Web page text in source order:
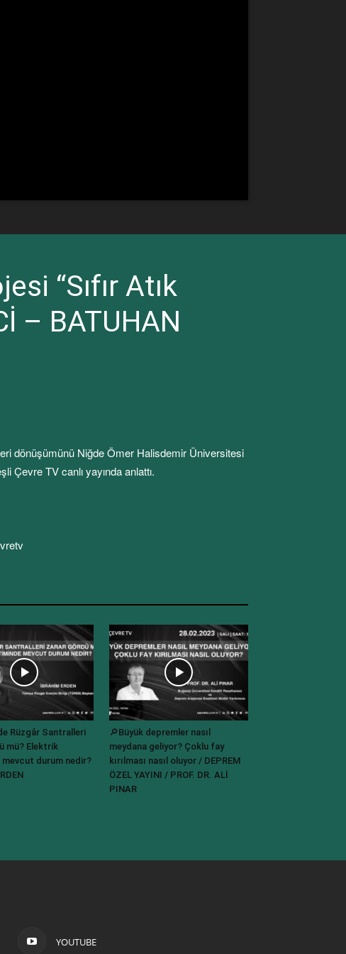
“Sıfır Atık
– BATUHAN
dönüşümünü Niğde Ömer Halisdemir Üniversitesi
Çevre TV canlı yayında anlattı.
Rüzgâr Santralleri
mü? Elektrik
durum nedir?
🔎Büyük depremler nasıl
meydana geliyor? Çoklu fay
kırılması nasıl oluyor / DEPREM
ÖZEL YAYINI / PROF. DR. ALİ
PINAR
YOUTUBE